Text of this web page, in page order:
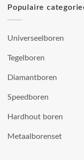
Populaire
Universeelboren
Tegelboren
Diamantboren
Speedboren
Hardhout boren
Metaalborenset